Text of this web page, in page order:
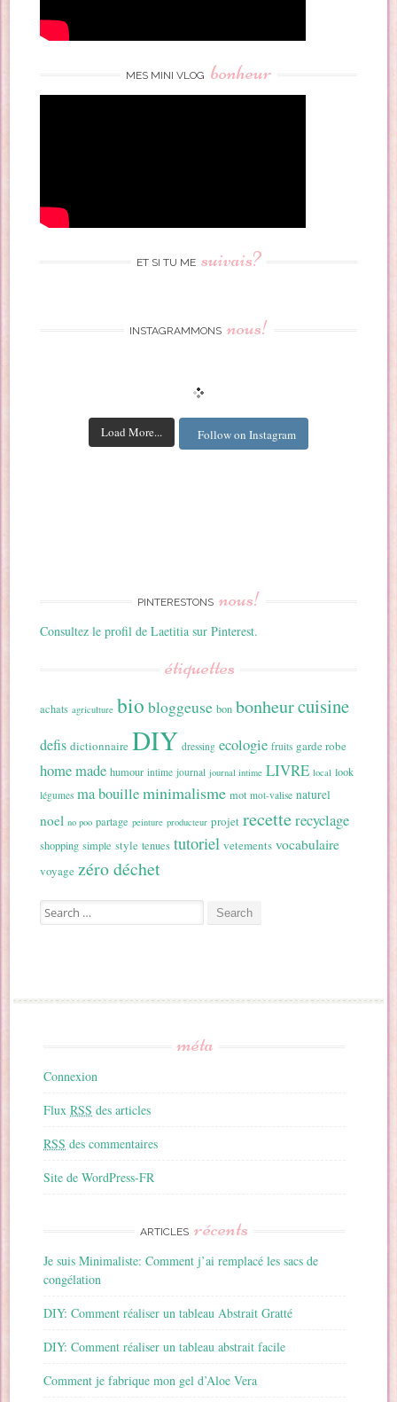
MES MINI VLOG bonheur
ET SI TU ME suivais?
INSTAGRAMMONS nous!
Load More... Follow on Instagram
PINTERESTONS nous!
Consultez le profil de Laetitia sur Pinterest.
étiquettes
achats agriculture bio bloggeuse bon bonheurcuisine
defis dictionnaire DIY dressing ecologie fruits garde robe
home made humour intime journal journal intime LIVRE local look
légumes ma bouilleminimalisme mot mot-valise naturel
noel no poo partage peinture producteur projet recetterecyclage
shopping simple style tenues tutoriel vetements vocabulaire
voyage zéro déchet
Search for:
méta
Connexion
FluxRSS des articles
RSS des commentaires
Site de WordPress-FR
ARTICLES récents
Je suis Minimaliste: Comment j’ai remplacé les sacs de
congélation
DIY: Comment réaliser un tableau Abstrait Gratté
DIY: Comment réaliser un tableau abstrait facile
Comment je fabrique mon gel d’Aloe Vera